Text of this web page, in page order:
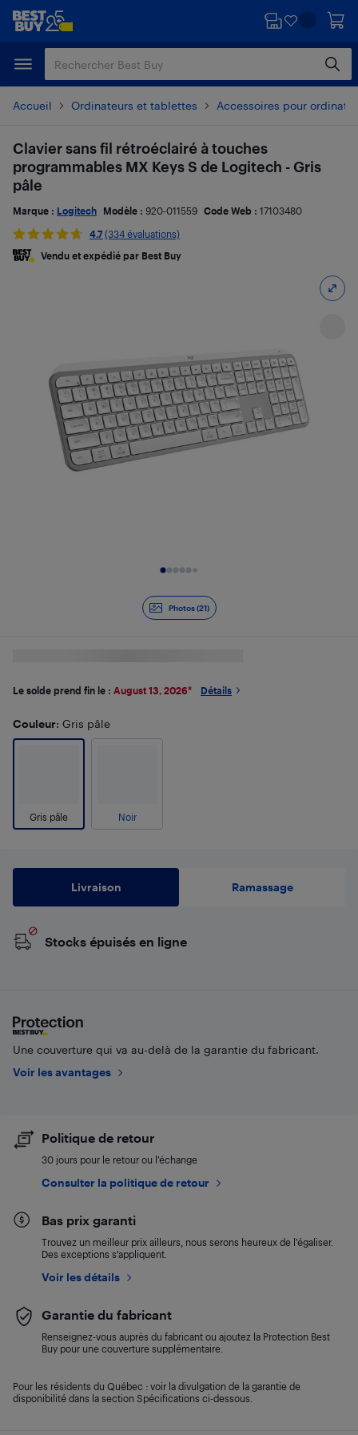
Passer
principal
Passer
Accueil Ordinateurs et tablettes Accessoires pour
Photos (21)
Clavier sans fil rétroéclairé à touches
programmables MX Keys S de Logitech - Gris
pâle
Marque : Logitech Modèle : 920-011559 Code Web : 17103480
4.7 (334 évaluations)
Vendu et expédié par Best Buy
Le solde prend fin le : August 13, 2026* Détails
Couleur: Gris pâle
Gris pâle Noir
Livraison Ramassage
Stocks épuisés en ligne
Une couverture qui va au-delà de la garantie du fabricant.
Voir les avantages
Politique de retour
30 jours pour le retour ou l’échange
Consulter la politique de retour
Bas prix garanti
Trouvez un meilleur prix ailleurs, nous serons heureux de l’égaliser.
Des exceptions s’appliquent.
Voir les détails
Garantie du fabricant
Renseignez-vous auprès du fabricant ou ajoutez la Protection Best
Buy pour une couverture supplémentaire.
Pour les résidents du Québec : voir la divulgation de la garantie de
disponibilité dans la section Spécifications ci-dessous.